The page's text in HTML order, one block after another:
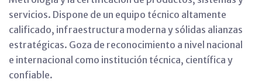
servicios. Dispone de un equipo técnico altamente
calificado, infraestructura moderna y sólidas alianzas
estratégicas. Goza de reconocimiento a nivel nacional
e internacional como institución técnica, científica y
confiable.